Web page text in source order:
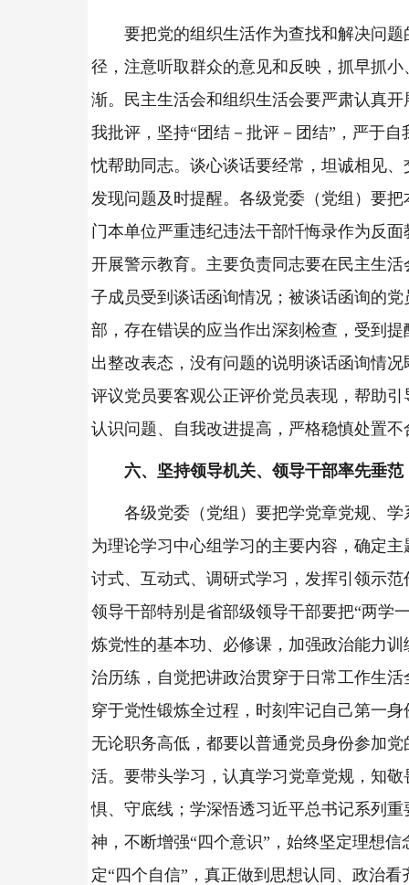
要把党的组织生活作为查找和解决问题
径，注意听取群众的意见和反映，抓早抓小
渐。民主生活会和组织生活会要严肃认真开
我批评，坚持“团结－批评－团结”，严于自
忱帮助同志。谈心谈话要经常，坦诚相见、
发现问题及时提醒。各级党委（党组）要把
门本单位严重违纪违法干部忏悔录作为反面
开展警示教育。主要负责同志要在民主生活
子成员受到谈话函询情况；被谈话函询的党
部，存在错误的应当作出深刻检查，受到提
出整改表态，没有问题的说明谈话函询情况
评议党员要客观公正评价党员表现，帮助引
认识问题、自我改进提高，严格稳慎处置不
六、坚持领导机关、领导干部率先垂范
各级党委（党组）要把学党章党规、学
为理论学习中心组学习的主要内容，确定主
讨式、互动式、调研式学习，发挥引领示范
领导干部特别是省部级领导干部要把“两学
炼党性的基本功、必修课，加强政治能力训
治历练，自觉把讲政治贯穿于日常工作生活
穿于党性锻炼全过程，时刻牢记自己第一身
无论职务高低，都要以普通党员身份参加党
活。要带头学习，认真学习党章党规，知敬
惧、守底线；学深悟透习近平总书记系列重
神，不断增强“四个意识”，始终坚定理想信
定“四个自信”，真正做到思想认同、政治看